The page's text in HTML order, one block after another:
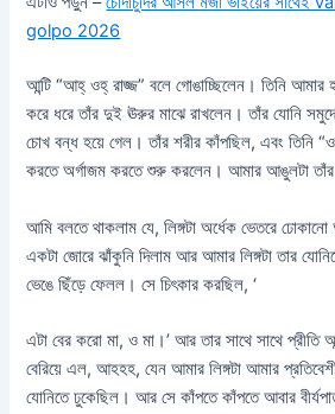
golpo 2026
আন্টি “আহ্ ওহ্ রাজ্জ” বলে গোঙাচ্ছিলেন। তিনি আমার
করে ধরে তাঁর দুই ঊরুর মাঝে রাখলেন। তাঁর যোনি
চোখ বন্ধ হয়ে গেল। তাঁর শরীর কাঁপছিল, এবং তিনি
করতে অর্গাজম করতে শুরু করলেন। আমার আঙুলটা তাঁর
আমি বলতে থাকলাম যে, লিঙ্গটা অর্ধেক ভেতরে
একটা জোরে ঝাঁকুনি দিলাম আর আমার লিঙ্গটা তার
ভেঙে ছিঁড়ে ফেলল। সে চিৎকার করছিল, ‘
এটা বের করো মা, ও মা।’ আর তার সাথে সাথে প্রীতি
বেরিয়ে এল, আহহহ, যেন আমার লিঙ্গটা আমার
যোনিতে ঢুকেছিল। আর সে কাঁপতে কাঁপতে আবার